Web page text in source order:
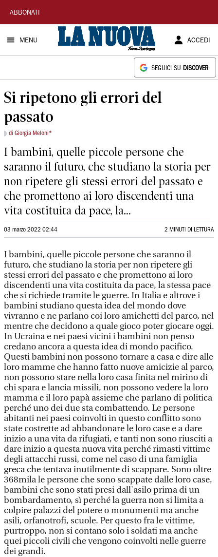
La
Nuova
Sardegna
ABBONATI
MENU ACCEDI
SEGUICI SU DISCOVER
Si ripetono gli errori del
passato
di Giorgia Meloni*
I bambini, quelle piccole persone che
saranno il futuro, che studiano la storia per
non ripetere gli stessi errori del passato e
che promettono ai loro discendenti una
vita costituita da pace, la...
03 marzo 2022 02:44 2 MINUTI DI LETTURA
I bambini, quelle piccole persone che saranno il
futuro, che studiano la storia per non ripetere gli
stessi errori del passato e che promettono ai loro
discendenti una vita costituita da pace, la stessa pace
che si richiede tramite le guerre. In Italia e altrove i
bambini studiano questa idea del mondo dove
vivranno e ne parlano coi loro amichetti del parco, nel
mentre che decidono a quale gioco poter giocare oggi.
In Ucraina e nei paesi vicini i bambini non penso
credano ancora a questa idea di mondo pacifico.
Questi bambini non possono tornare a casa e dire alle
loro mamme che hanno fatto nuove amicizie al parco,
non possono stare nella loro casa finita nel mirino di
chi spara e lancia missili, non possono vedere la loro
mamma e il loro papà assieme che parlano di politica
perché uno dei due sta combattendo. Le persone
abitanti nei paesi coinvolti in questo conflitto sono
state costrette ad abbandonare le loro case e a dare
inizio a una vita da rifugiati, e tanti non sono riusciti a
dare inizio a questa nuova vita perché rimasti vittime
degli attacchi russi, come nel caso di una famiglia
greca che tentava inutilmente di scappare. Sono oltre
368mila le persone che sono scappate dalle loro case,
bambini che sono stati presi dall'asilo prima di un
bombardamento, sì perché la guerra non si limita a
colpire palazzi del potere o monumenti ma anche
asili, orfanotrofi, scuole. Per questo fra le vittime,
purtroppo, non si contano solo i soldati ma anche
quei piccoli civili che vengono coinvolti nelle guerre
dei grandi.